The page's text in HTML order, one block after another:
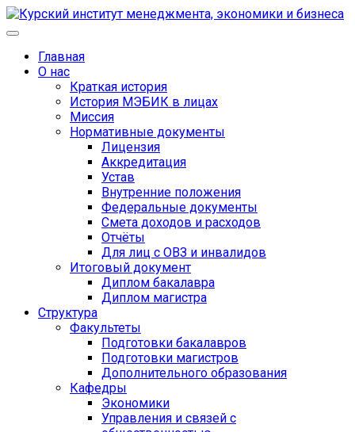
Главная
О нас
Краткая история
История МЭБИК в лицах
Миссия
Нормативные документы
Лицензия
Аккредитация
Устав
Внутренние положения
Федеральные документы
Смета доходов и расходов
Отчёты
Для лиц с ОВЗ и инвалидов
Итоговый документ
Диплом бакалавра
Диплом магистра
Структура
Факультеты
Подготовки бакалавров
Подготовки магистров
Дополнительного образования
Кафедры
Экономики
Управления и связей с